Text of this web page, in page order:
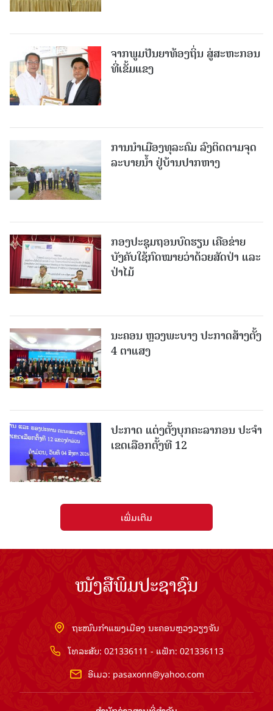
ຈາກພູມປັນຍາທ້ອງຖິ່ນ ສູ່ສະຫະກອນ
ທີ່ເຂັ້ມແຂງ
ການນໍາເມືອງທຸລະຄົມ ລົງຕິດຕາມຈຸດ
ລະບາຍນໍ້າ ຢູ່ບ້ານປາກຫາງ
ກອງປະຊຸມຖອນບົດຮຽນ ເຄືອຂ່າຍ
ບັງຄັບໃຊ້ກົດໝາຍວ່າດ້ວຍສັດປ່າ ແລະ
ປ່າໄມ້
ນະຄອນ ຫຼວງພະບາງ ປະ​ກາດ​ສ້າງ​ຕັ້ງ
4 ຕາແສງ
ປະກາດ ແຕ່ງຕັ້ງບຸກຄະລາກອນ ປະຈໍາ
ເຂດເລືອກຕັ້ງທີ 12
ເພີ່ມເຕີມ
ໜັງສືພິມປະຊາຊົນ
ຖະໜົນກຳແພງເມືອງ ນະຄອນຫຼວງວຽງຈັນ
ໂທລະສັບ: 021336111 - ແຟັກ: 021336113
ອີເມວ: pasaxonn@yahoo.com